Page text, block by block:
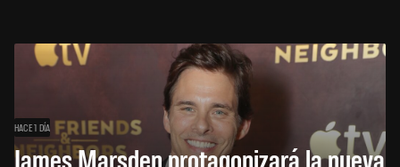
HACE 1 DÍA
James Marsden protagonizará la nueva